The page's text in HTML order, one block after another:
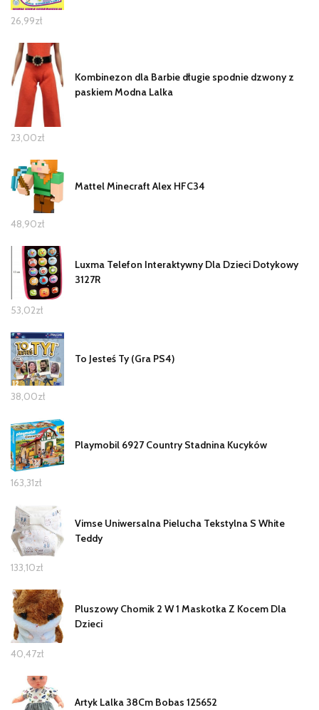
26,99zł
Kombinezon dla Barbie długie spodnie dzwony z
paskiem Modna Lalka
23,00zł
Mattel Minecraft Alex HFC34
48,90zł
Luxma Telefon Interaktywny Dla Dzieci Dotykowy
3127R
53,02zł
To Jesteś Ty (Gra PS4)
38,00zł
Playmobil 6927 Country Stadnina Kucyków
163,31zł
Vimse Uniwersalna Pielucha Tekstylna S White
Teddy
133,10zł
Pluszowy Chomik 2 W 1 Maskotka Z Kocem Dla
Dzieci
40,47zł
Artyk Lalka 38Cm Bobas 125652